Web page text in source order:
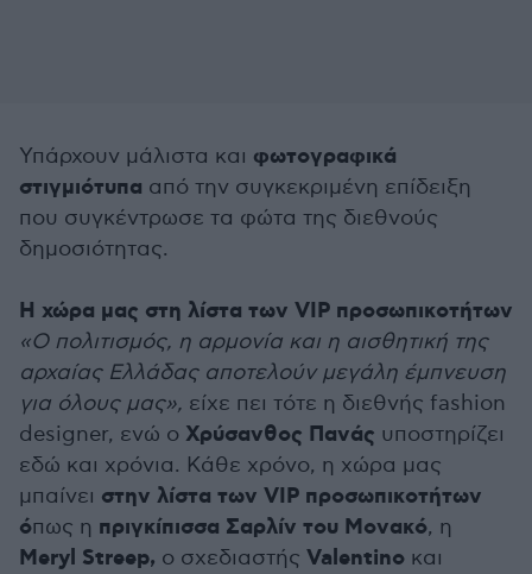
Υπάρχουν μάλιστα και φωτογραφικά
στιγμιότυπα από την συγκεκριμένη επίδειξη
που συγκέντρωσε τα φώτα της διεθνούς
δημοσιότητας.
Η χώρα μας στη λίστα των VIP προσωπικοτήτων
«Ο πολιτισμός, η αρμονία και η αισθητική της
αρχαίας Ελλάδας αποτελούν μεγάλη έμπνευση
για όλους μας», είχε πει τότε η διεθνής fashion
designer, ενώ ο Χρύσανθος Πανάς υποστηρίζει
εδώ και χρόνια. Κάθε χρόνο, η χώρα μας
μπαίνει στην λίστα των VIP προσωπικοτήτων
όπως η πριγκίπισσα Σαρλίν του Μονακό, η
Meryl Streep, ο σχεδιαστής Valentino και